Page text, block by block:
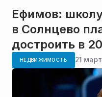
Ефимов:
в Солнцево
достроить в
НЕДВИЖИМОСТЬ 21